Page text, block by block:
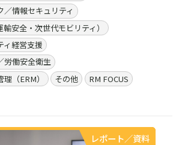
／情報セキュリティ
安全・次世代モビリティ）
ィ経営支援
労働安全衛生
（ERM）
その他 RM FOCUS
レポート／資料